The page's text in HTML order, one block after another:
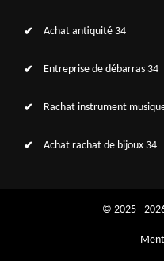
Achat antiquité 34
Entreprise de débarras 34
Rachat instrument
Achat rachat de bijoux 34
© 2025 -